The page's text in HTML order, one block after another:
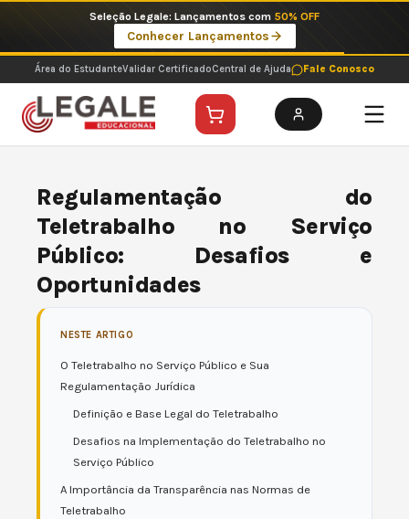
o
conteúdo
Seleção Legale: Lançamentos com 50% OFF
Conhecer Lançamentos
Área do EstudanteValidar CertificadoCentral de Ajuda Fale Conosco
Regulamentação do
Teletrabalho no Serviço
Público: Desafios e
Oportunidades
NESTE ARTIGO
O Teletrabalho no Serviço Público e Sua
Regulamentação Jurídica
Definição e Base Legal do Teletrabalho
Desafios na Implementação do Teletrabalho no
Serviço Público
A Importância da Transparência nas Normas de
Teletrabalho